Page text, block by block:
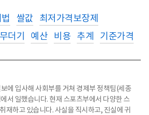
쌀값
최저가격보장제
무더기 예산 비용 추계 기준가격
에 입사해 사회부를 거쳐 경제부 정책팀(세종
서 일했습니다. 현재 스포츠부에서 다양한 스
재하고 있습니다. 사실을 직시하고, 진실에 귀